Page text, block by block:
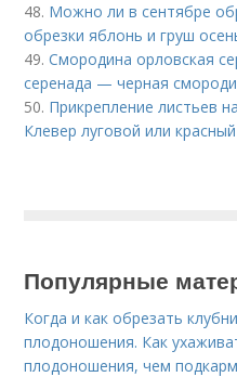
48. Можно ли в сентябре
обрезки яблонь и груш
49.Смородина орловская
серенада — черная
50. Прикрепление листьев
Клевер луговой или красный
Популярные
Когда и как обрезать
плодоношения. Как
плодоношения, чем